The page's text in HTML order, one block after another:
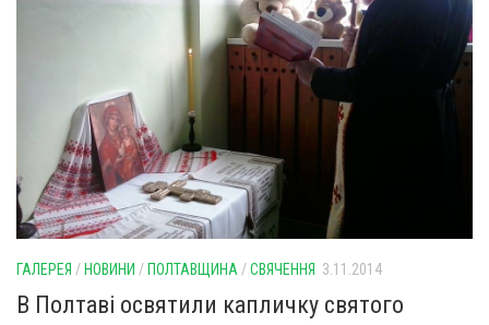
ГАЛЕРЕЯ / НОВИНИ / ПОЛТАВЩИНА /СВЯЧЕННЯ 3.11.2014
В Полтаві освятили капличку святого